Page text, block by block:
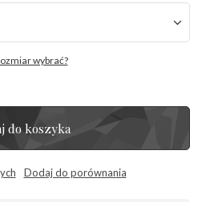
wybrać?
do koszyka
Dodaj do porównania